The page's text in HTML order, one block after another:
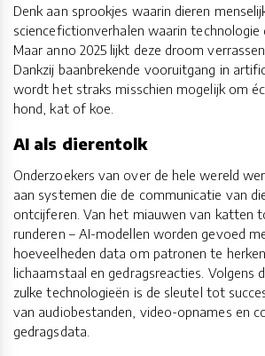
Denk aan sprookjes waarin dieren
sciencefictionverhalen waarin technologie
Maar anno 2025 lijkt deze droom
Dankzij baanbrekende vooruitgang in
wordt het straks misschien mogelijk om
hond, kat of koe.
AI als dierentolk
Onderzoekers van over de hele wereld
aan systemen die de communicatie van
ontcijferen. Van het miauwen van katten
runderen – AI-modellen worden gevoed
hoeveelheden data om patronen te
lichaamstaal en gedragsreacties. Volgens
zulke technologieën is de sleutel tot
van audiobestanden, video-opnames en
gedragsdata.